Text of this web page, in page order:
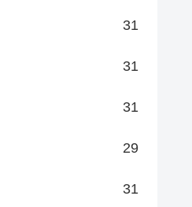
31
31
31
29
31